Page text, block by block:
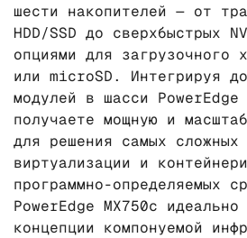
шести накопителей — от
HDD/SSD до сверхбыстрых
опциями для загрузочного
или microSD. Интегрируя
модулей в шасси PowerEdge
получаете мощную и
для решения самых
виртуализации и
программно-определяемых
PowerEdge MX750c
концепции компонуемой